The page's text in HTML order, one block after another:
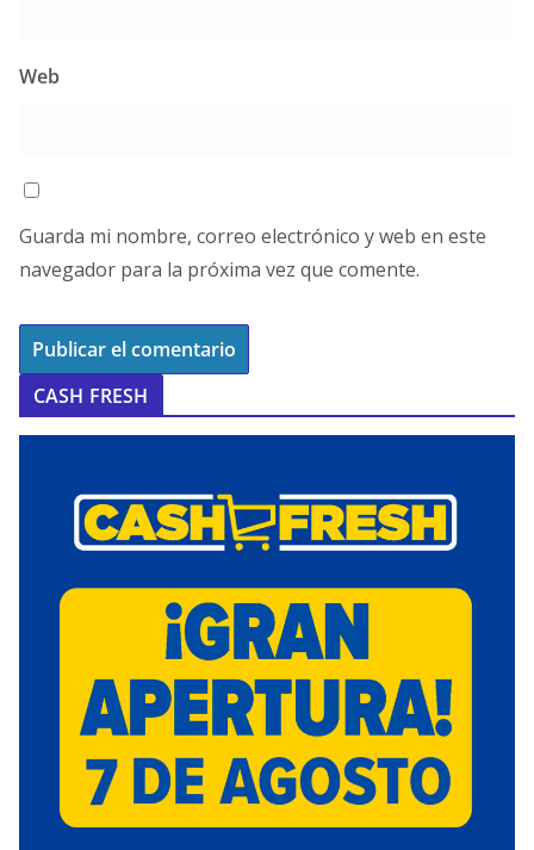
Web
Guarda mi nombre, correo electrónico y web en este
navegador para la próxima vez que comente.
CASH FRESH